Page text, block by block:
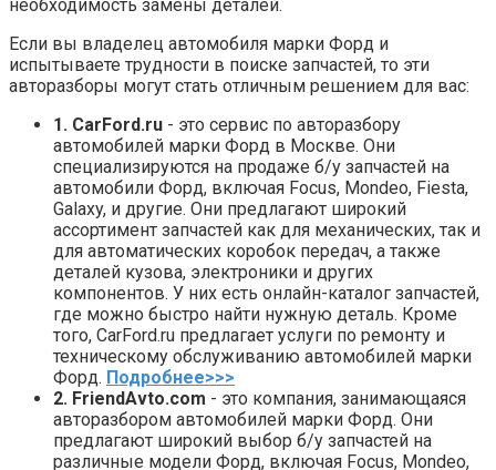
необходимость замены деталей.
Если вы владелец автомобиля марки Форд и
испытываете трудности в поиске запчастей, то эти
авторазборы могут стать отличным решением для вас:
1. CarFord.ru - это сервис по авторазбору
автомобилей марки Форд в Москве. Они
специализируются на продаже б/у запчастей на
автомобили Форд, включая Focus, Mondeo, Fiesta,
Galaxy, и другие. Они предлагают широкий
ассортимент запчастей как для механических, так и
для автоматических коробок передач, а также
деталей кузова, электроники и других
компонентов. У них есть онлайн-каталог запчастей,
где можно быстро найти нужную деталь. Кроме
того, CarFord.ru предлагает услуги по ремонту и
техническому обслуживанию автомобилей марки
Форд. Подробнее>>>
2. FriendAvto.com - это компания, занимающаяся
авторазбором автомобилей марки Форд. Они
предлагают широкий выбор б/у запчастей на
различные модели Форд, включая Focus, Mondeo,